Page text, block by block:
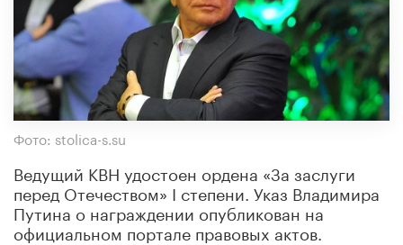
Фото: stolica-s.su
Ведущий КВН удостоен ордена «За заслуги
перед Отечеством» I степени. Указ Владимира
Путина о награждении опубликован на
официальном портале правовых актов.